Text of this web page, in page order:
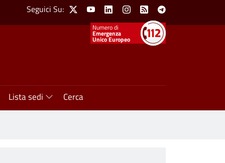
Social Menu
Seguici Su: X YoutubeLinkedinInstagram
Feed Telegram
Emergenza
Unico Europeo
Lista sedi Cerca